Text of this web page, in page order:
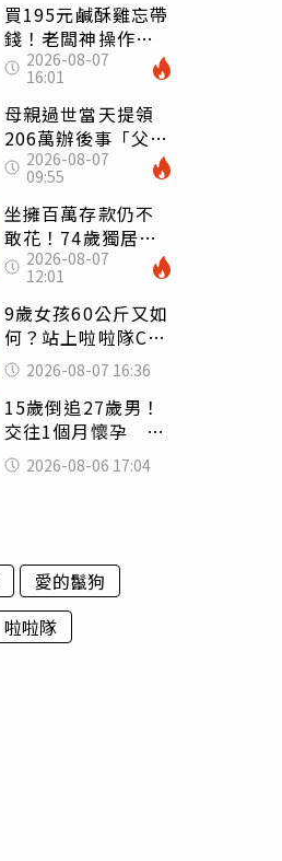
買195元鹹酥雞忘帶
錢！老闆神操作
「倒找5元」 全網
看哭：這就是台灣
2026-08-07
16:01
母親過世當天提領
206萬辦後事「父子
遭判刑」 律師：
搶錢先下手是罪
2026-08-07
09:55
坐擁百萬存款仍不
敢花！74歲獨居翁
「1餐只吃1片吐
司」 半年後暴瘦
嚇壞女兒
2026-08-07
12:01
9歲女孩60公斤又如
何？站上啦啦隊C位
驚艷全場 千萬網
友被圈粉
2026-08-07 16:36
15歲倒追27歲男！
交往1個月懷孕 36
歲當阿嬤故事曝光
2026-08-06 17:04
愛的鬣狗
啦啦隊